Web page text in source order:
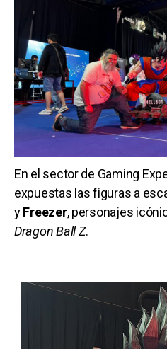
En el sector de Gaming
expuestas las figuras a
yFreezer, personajes
Dragon Ball Z.